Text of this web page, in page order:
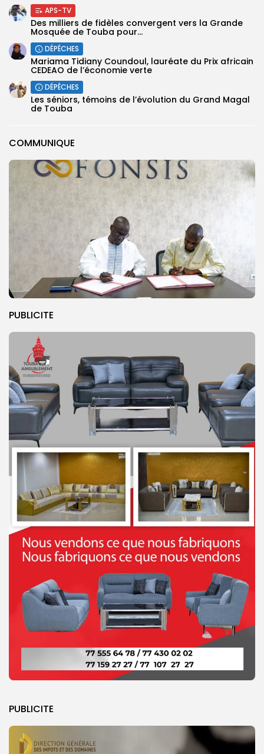
COMMUNIQUE
PUBLICITE
PUBLICITE
APS-TV
Des milliers de fidèles convergent vers la Grande
Mosquée de Touba pour...
DÉPÊCHES
Mariama Tidiany Coundoul, lauréate du Prix africain
CEDEAO de l’économie verte
DÉPÊCHES
Les séniors, témoins de l’évolution du Grand Magal
de Touba